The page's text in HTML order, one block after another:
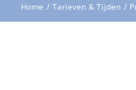
Home Tarieven & Tijden